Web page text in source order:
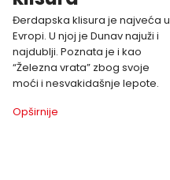
Đerdapska klisura je najveća u
Evropi. U njoj je Dunav najuži i
najdublji. Poznata je i kao
“Železna vrata” zbog svoje
moći i nesvakidašnje lepote.
Opširnije